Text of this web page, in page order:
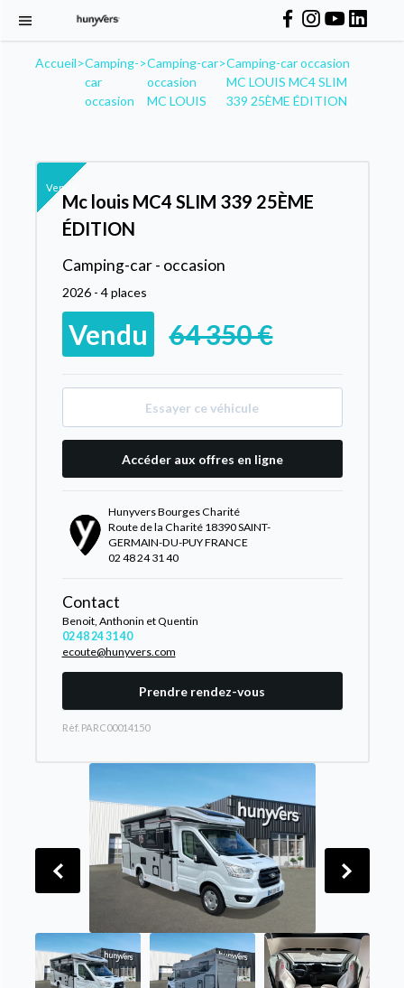
Accueil>Camping-
car
occasion
>Camping-car
occasion
MC LOUIS
>Camping-car occasion
MC LOUIS MC4 SLIM
339 25ÈME ÉDITION
Vendu
Mc louis MC4 SLIM 339 25ÈME
ÉDITION
Camping-car - occasion
2026 - 4 places
Vendu 64 350 €
Essayer ce véhicule
Accéder aux offres en ligne
Hunyvers Bourges Charité
Route de la Charité 18390 SAINT-
GERMAIN-DU-PUY FRANCE
02 48 24 31 40
Contact
Benoit, Anthonin et Quentin
02 48 24 31 40
ecoute@hunyvers.com
Prendre rendez-vous
Rèf. PARC00014150